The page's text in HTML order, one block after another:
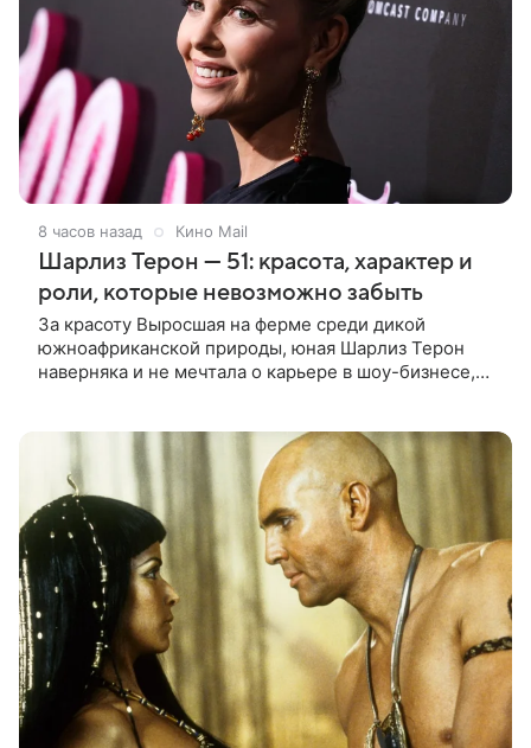
8 часов назад Кино Mail
Шарлиз Терон — 51: красота, характер и
роли, которые невозможно забыть
За красоту Выросшая на ферме среди дикой
южноафриканской природы, юная Шарлиз Терон
наверняка и не мечтала о карьере в шоу-бизнесе,